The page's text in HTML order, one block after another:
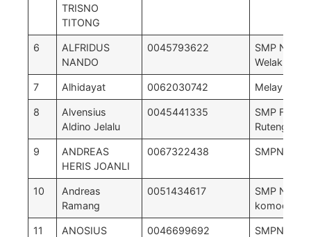
TRISNO
TITONG
6
ALFRIDUS
NANDO
0045793622
SMP
Welak
7 Alhidayat 0062030742 Melayu
8
Alvensius
Aldino Jelalu
0045441335
SMP
Ruteng
9
ANDREAS
HERIS JOANLI
0067322438 SMPN 1
10
Andreas
Ramang
0051434617
SMP Negeri
komodo
11
ANOSIUS
0046699692
SMPN 5